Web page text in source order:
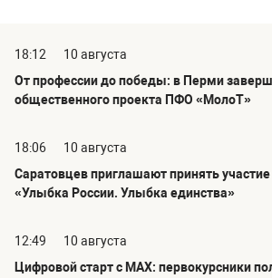
18:12
10 августа
От профессии до победы: в Перми
общественного проекта ПФО «МолоТ»
18:06
10 августа
Саратовцев приглашают принять участие
«Улыбка России. Улыбка единства»
12:49
10 августа
Цифровой старт с MAX: первокурсники